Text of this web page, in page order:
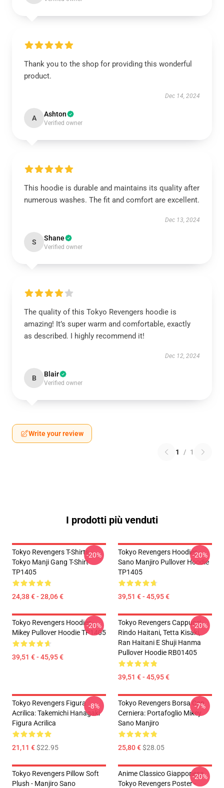
Thank you to the shop for providing this wonderful
product.
Dec 14, 2024
A Ashton
Verified owner
This hoodie is durable and maintains its quality after
numerous washes. The fit and comfort are excellent.
Dec 13, 2024
S Shane
Verified owner
The quality of this Tokyo Revengers hoodie is
amazing! It’s super warm and comfortable, exactly
as described. I highly recommend it!
Dec 12, 2024
B Blair
Verified owner
Write your review
1 / 1
I prodotti più venduti
Tokyo Revengers T-Shirts -
Tokyo Manji Gang T-Shirt
TP1405
24,38 € - 28,06 €
-20%
Tokyo Revengers Hoodies -
Sano Manjiro Pullover Hoodie
TP1405
39,51 € - 45,95 €
-20%
Tokyo Revengers Hoodies -
Mikey Pullover Hoodie TP1405
39,51 € - 45,95 €
-20%
Tokyo Revengers Cappucci -
Rindo Haitani, Tetta Kisaki,
Ran Haitani E Shuji Hanma
Pullover Hoodie RB01405
39,51 € - 45,95 €
-20%
Tokyo Revengers Figura
Acrilica: Takemichi Hanagaki
Figura Acrilica
21,11 €$22.95
-8%
Tokyo Revengers Borsa Con
Cerniera: Portafoglio Mikey
Sano Manjiro
25,80 €$28.05
-7%
Tokyo Revengers Pillow Soft
Plush - Manjiro Sano
Anime Classico Giapponese
Tokyo Revengers Poster -
-20%